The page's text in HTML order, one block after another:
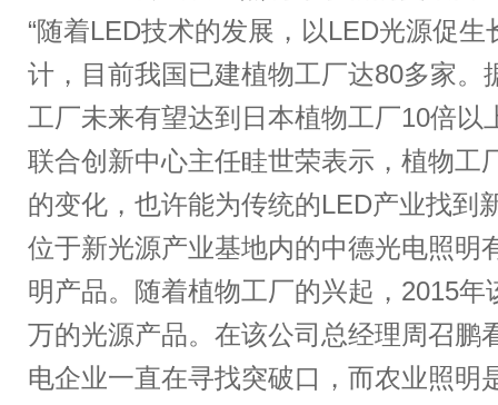
“随着LED技术的发展，以LED光源促
计，目前我国已建植物工厂达80多家
工厂未来有望达到日本植物工厂10倍以
联合创新中心主任眭世荣表示，植物工
的变化，也许能为传统的LED产业找到
位于新光源产业基地内的中德光电照明
明产品。随着植物工厂的兴起，2015
万的光源产品。在该公司总经理周召鹏
电企业一直在寻找突破口，而农业照明